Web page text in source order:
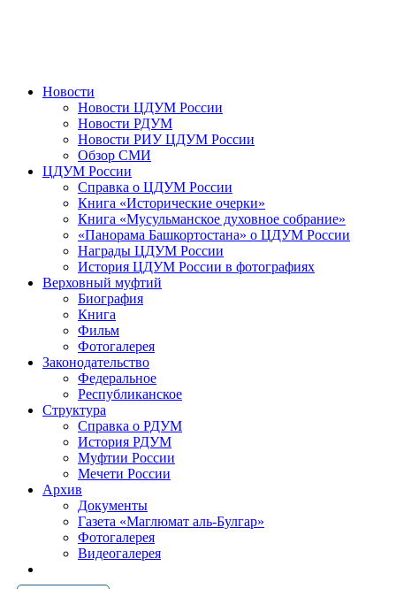
Новости
Новости ЦДУМ России
Новости РДУМ
Новости РИУ ЦДУМ России
Обзор СМИ
ЦДУМ России
Справка о ЦДУМ России
Книга «Исторические очерки»
Книга «Мусульманское духовное собрание»
«Панорама Башкортостана» о ЦДУМ России
Награды ЦДУМ России
История ЦДУМ России в фотографиях
Верховный муфтий
Биография
Книга
Фильм
Фотогалерея
Законодательство
Федеральное
Республиканское
Структура
Справка о РДУМ
История РДУМ
Муфтии России
Мечети России
Архив
Документы
Газета «Маглюмат аль-Булгар»
Фотогалерея
Видеогалерея